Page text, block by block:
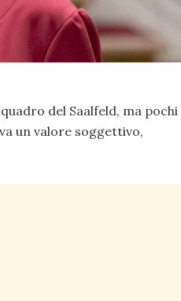
del Saalfeld, ma pochi
un valore soggettivo,